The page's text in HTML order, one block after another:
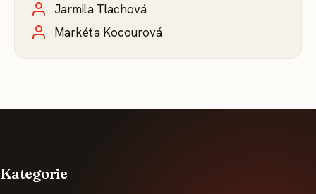
Jarmila Tlachová
Markéta Kocourová
Kategorie